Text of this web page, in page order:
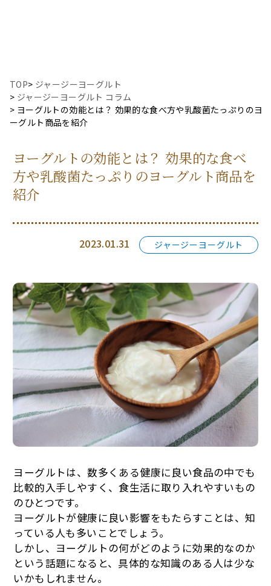
TOP> ジャージーヨーグルト
ジャージーヨーグルト コラム
ヨーグルトの効能とは？ 効果的な食べ方や乳酸菌たっぷりのヨ
ーグルト商品を紹介
ヨーグルトの効能とは？ 効果的な食べ
方や乳酸菌たっぷりのヨーグルト商品を
紹介
2023.01.31 ジャージーヨーグルト
ヨーグルトは、数多くある健康に良い食品の中でも
比較的入手しやすく、食生活に取り入れやすいもの
のひとつです。
ヨーグルトが健康に良い影響をもたらすことは、知
っている人も多いことでしょう。
しかし、ヨーグルトの何がどのように効果的なのか
という話題になると、具体的な知識のある人は少な
いかもしれません。